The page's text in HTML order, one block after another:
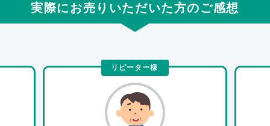
実際にお売りいただいた方のご感想
リピーター様